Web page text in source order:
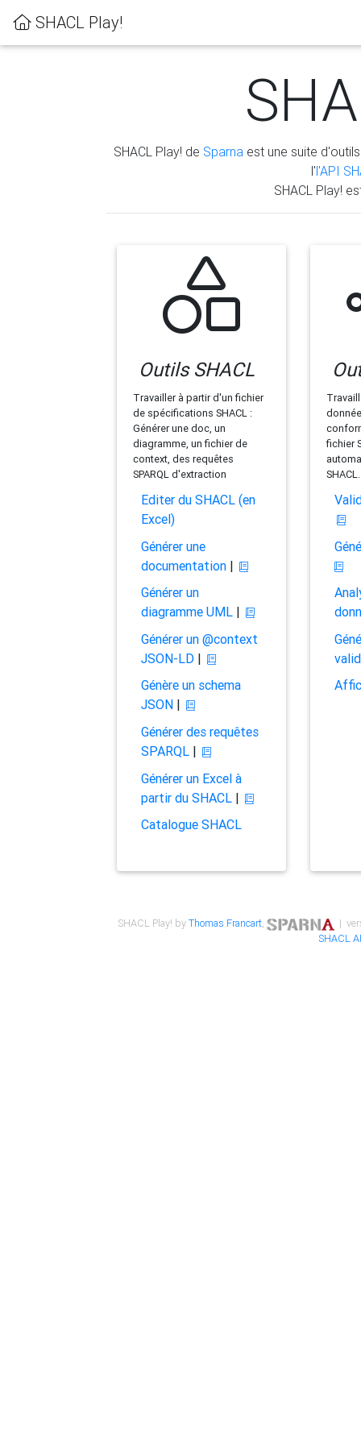
SHACL Play!
SHACL Play! de Sparna est une suite
l'l'API
SHACL Play!
Outils SHACL
Travailler à partir d'un fichier
de spécifications SHACL :
Générer une doc, un
diagramme, un fichier de
context, des requêtes
SPARQL d'extraction
Editer du SHACL (en
Excel)
Générer une
documentation|
Générer un
diagramme UML|
Générer un @context
JSON-LD|
Génère un schema
JSON|
Générer des requêtes
SPARQL|
Générer un Excel à
partir du SHACL|
Catalogue SHACL
fichier
SHACL.
SHACL Play! byThomas Francart,
|
SHACL